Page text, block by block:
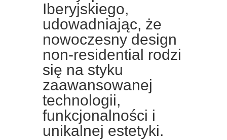
Iberyjskiego,
udowadniając, że
nowoczesny design
non-residential rodzi
się na styku
zaawansowanej
technologii,
funkcjonalności i
unikalnej estetyki.